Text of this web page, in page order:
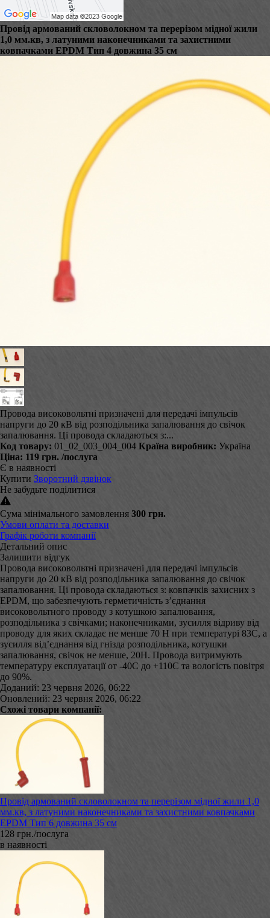
Провід армований скловолокном та перерізом мідної жили
1,0 мм.кв, з латуними наконечниками та захистними
ковпачками EPDM Тип 4 довжина 35 см
Провода високовольтні призначені для передачі імпульсів
напруги до 20 кВ від розподільника запалювання до свічок
запалювання. Ці провода складаються з:...
Код товару: 01_02_003_004_004 Країна виробник: Україна
Ціна: 119 грн. /послуга
Є в наявності
Купити Зворотний дзвінок
Не забудьте поділитися
Сума мінімального замовлення 300 грн.
Умови оплати та доставки
Графік роботи компанії
Детальний опис
Залишити відгук
Провода високовольтні призначені для передачі імпульсів
напруги до 20 кВ від розподільника запалювання до свічок
запалювання. Ці провода складаються з: ковпачків захисних з
EPDM, що забезпечують герметичність з’єднання
високовольтного проводу з котушкою запалювання,
розподільника з свічками; наконечниками, зусилля відриву від
проводу для яких складає не менше 70 Н при температурі 83С, а
зусилля від’єднання від гнізда розподільника, котушки
запалювання, свічок не менше, 20Н. Провода витримують
температуру експлуатації от -40С до +110С та вологість повітря
до 90%.
Доданий: 23 червня 2026, 06:22
Оновлений: 23 червня 2026, 06:22
Схожі товари компанії:
Провід армований скловолокном та перерізом мідної жили 1,0
мм.кв, з латуними наконечниками та захистними ковпачками
EPDM Тип 6 довжина 35 см
128 грн./послуга
в наявності